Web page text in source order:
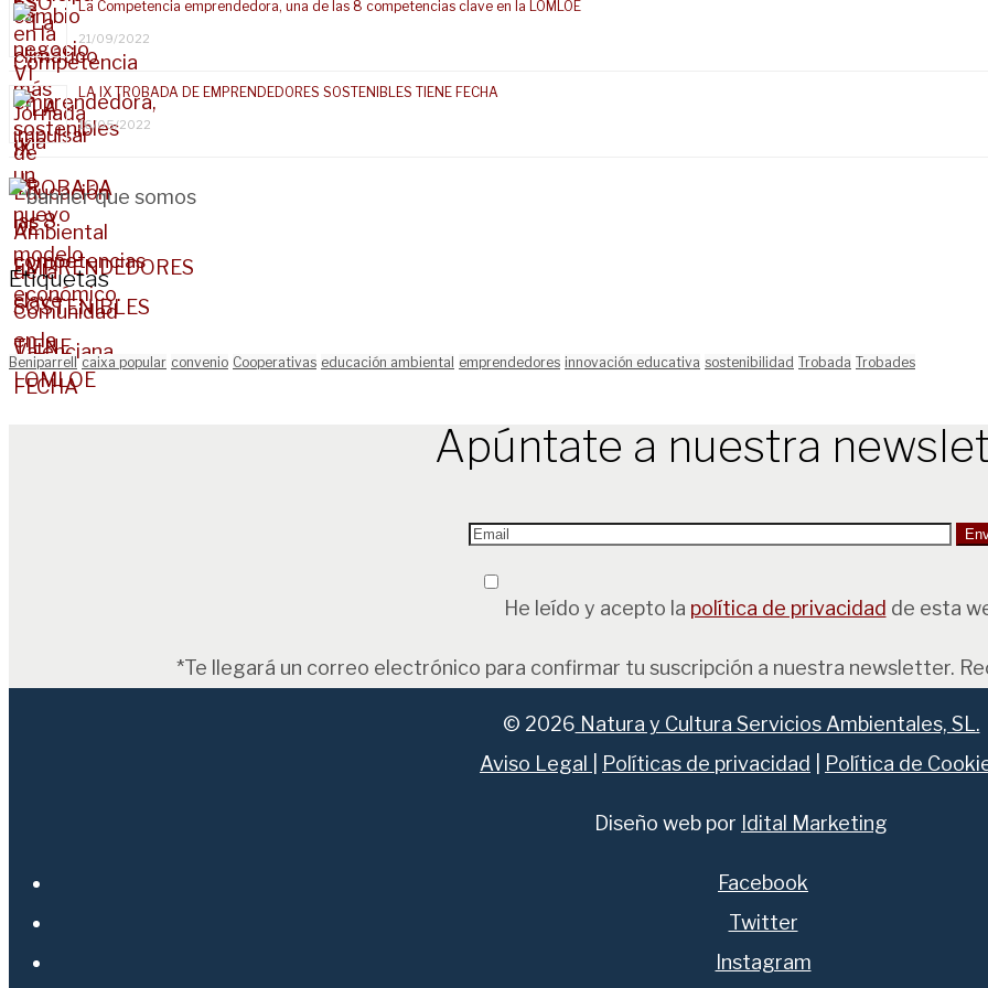
La Competencia emprendedora, una de las 8 competencias clave en la LOMLOE
21/09/2022
LA IX TROBADA DE EMPRENDEDORES SOSTENIBLES TIENE FECHA
16/05/2022
Etiquetas
Beniparrell caixa popular convenio Cooperativas educación ambiental emprendedores innovación educativa sostenibilidad Trobada Trobades
Apúntate a nuestra
He leído y acepto la política de privacidad de esta
*Te llegará un correo electrónico para confirmar tu suscripción a nuestra newsletter.
© 2026 Natura y Cultura Servicios Ambientales, SL.
Aviso Legal
Políticas de privacidad Política de
Diseño web por Idital Marketing
Facebook
Twitter
Instagram